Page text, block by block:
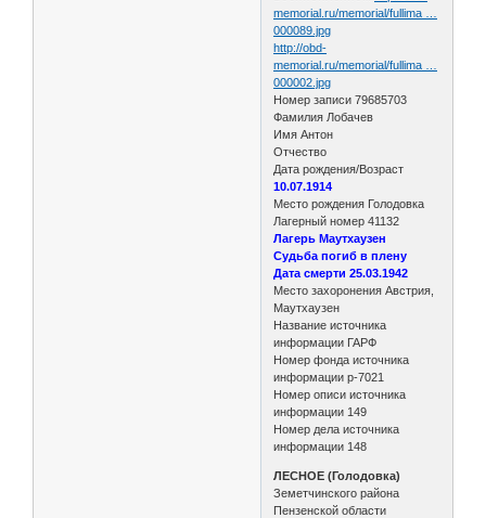
memorial.ru/memorial/fullima …
000089.jpg
http://obd-
memorial.ru/memorial/fullima …
000002.jpg
Номер записи 79685703
Фамилия Лобачев
Имя Антон
Отчество
Дата рождения/Возраст
10.07.1914
Место рождения Голодовка
Лагерный номер 41132
Лагерь Маутхаузен
Судьба погиб в плену
Дата смерти 25.03.1942
Место захоронения Австрия,
Маутхаузен
Название источника
информации ГАРФ
Номер фонда источника
информации р-7021
Номер описи источника
информации 149
Номер дела источника
информации 148
ЛЕСНОЕ (Голодовка)
Земетчинского района
Пензенской области